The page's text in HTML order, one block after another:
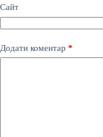
Сайт
Додати коментар *